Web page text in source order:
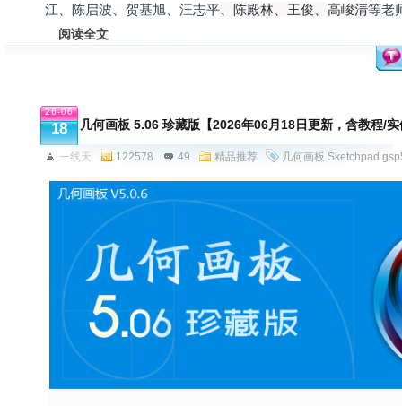
江、陈启波、贺基旭、汪志平 、陈殿林、王俊 、高峻清等老
阅读全文
26-06
18 几何画板 5.06 珍藏版【2026年06月18日更新，含教程/
一线天 122578 49 精品推荐 几何画板 Sketchpad